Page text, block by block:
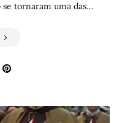
tornaram uma das…